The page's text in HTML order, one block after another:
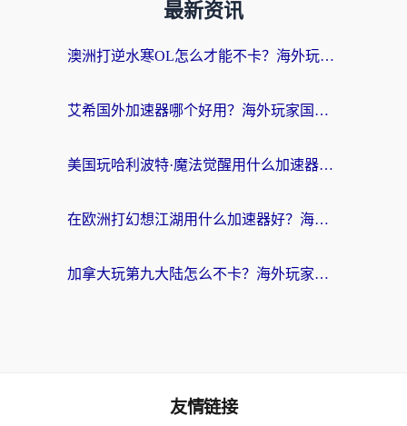
最新资讯
澳洲打逆水寒OL怎么才能不卡？海外玩家国服游戏加速终极指南（附梦幻模拟战地铁跑酷解决办法）
艾希国外加速器哪个好用？海外玩家国服游戏畅玩终极指南（附欧洲玩鸣潮街头篮球实测）
美国玩哈利波特·魔法觉醒用什么加速器？告别延迟的终极指南（含免费QQ炫舞方案+印尼妄想山海秘籍）
在欧洲打幻想江湖用什么加速器好？海外玩家国服游戏畅玩指南
加拿大玩第九大陆怎么不卡？海外玩家国服游戏加速全攻略（附足球世界萤火突击实测）
友情链接